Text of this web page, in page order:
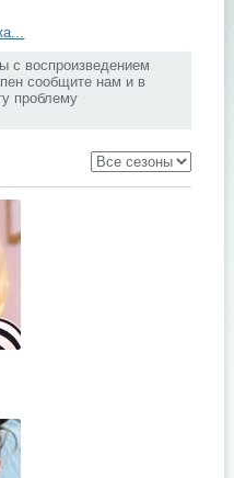
с воспроизведением
сообщите нам и в
проблему